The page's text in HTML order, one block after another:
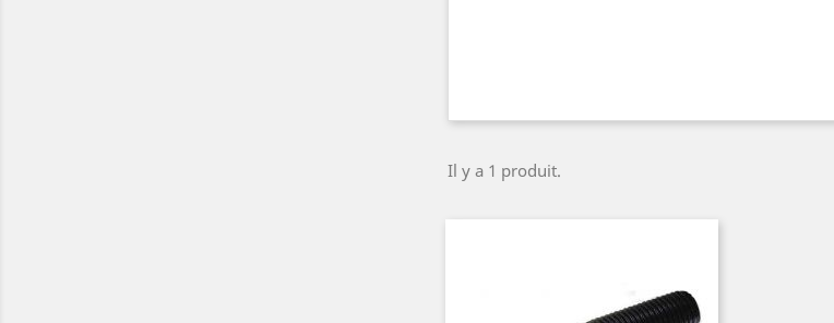
Il y a 1 produit.